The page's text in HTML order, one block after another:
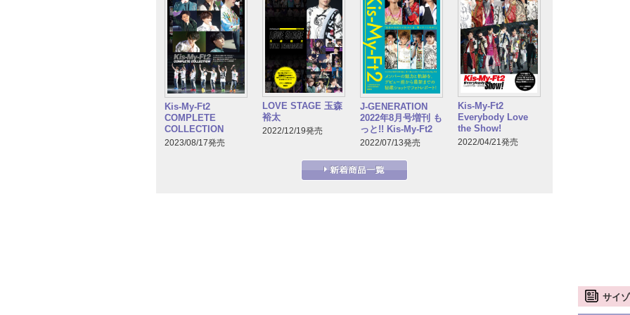
Kis-My-Ft2
COMPLETE
COLLECTION
2023/08/17発売
LOVE STAGE 玉森
裕太
2022/12/19発売
J-GENERATION
2022年8月号増刊 も
っと!! Kis-My-Ft2
2022/07/13発売
Kis-My-Ft2
Everybody Love
the Show!
2022/04/21発売
サイ